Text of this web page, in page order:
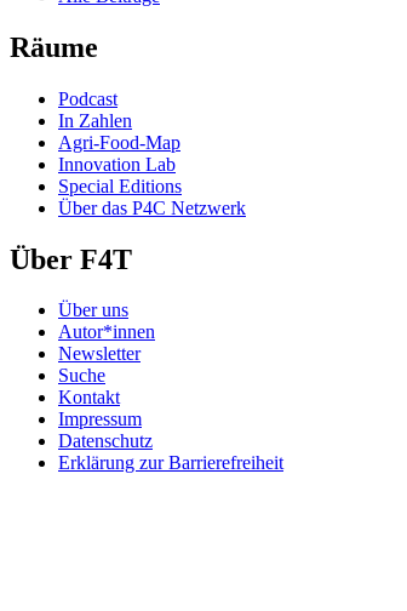
Räume
Podcast
In Zahlen
Agri-Food-Map
Innovation Lab
Special Editions
Über das P4C Netzwerk
Über F4T
Über uns
Autor*innen
Newsletter
Suche
Kontakt
Impressum
Datenschutz
Erklärung zur Barrierefreiheit